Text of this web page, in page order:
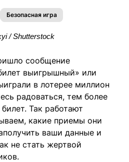
Безопасная игра
/ Shutterstock
сообщение
выигрышный» или
в лотерее миллион
радоваться, тем более
Так работают
какие приемы они
ваши данные и
не стать жертвой